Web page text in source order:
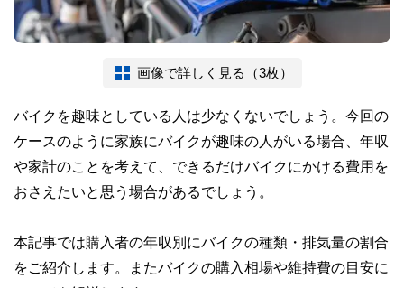
画像で詳しく見る（3枚）
バイクを趣味としている人は少なくないでしょう。今回の
ケースのように家族にバイクが趣味の人がいる場合、年収
や家計のことを考えて、できるだけバイクにかける費用を
おさえたいと思う場合があるでしょう。
本記事では購入者の年収別にバイクの種類・排気量の割合
をご紹介します。またバイクの購入相場や維持費の目安に